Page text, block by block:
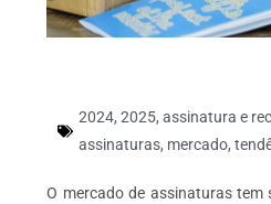
2024,2025,assinatura e
assinaturas, mercado,
O mercado de assinaturas tem